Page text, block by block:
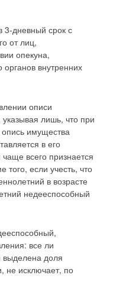
3-дневный срок с
от лиц,
опекуна,
внутренних
описи
лишь, что при
имущества
в его
всего признается
если учесть, что
в возрасте
недееспособный
все ли
выделена доля
не исключает, по